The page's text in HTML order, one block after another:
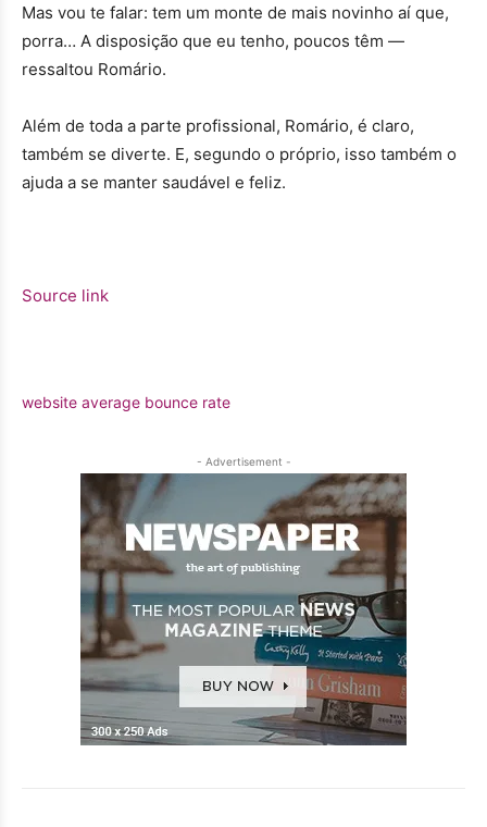
Mas vou te falar: tem um monte de mais novinho aí que,
porra… A disposição que eu tenho, poucos têm —
ressaltou Romário.
Além de toda a parte profissional, Romário, é claro,
também se diverte. E, segundo o próprio, isso também o
ajuda a se manter saudável e feliz.
Source link
website average bounce rate
- Advertisement -